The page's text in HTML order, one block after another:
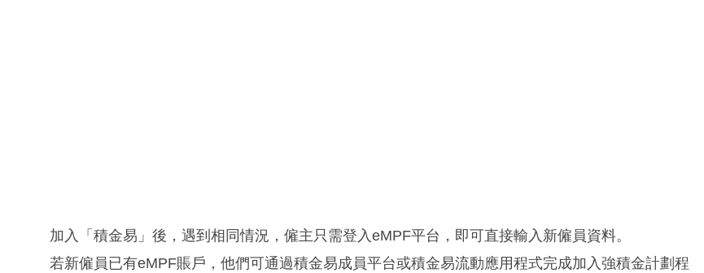
加入「積金易」後，遇到相同情況，僱主只需登入eMPF平台，即可直接輸入新僱員資料。
若新僱員已有eMPF賬戶，他們可通過積金易成員平台或積金易流動應用程式完成加入強積金計劃程